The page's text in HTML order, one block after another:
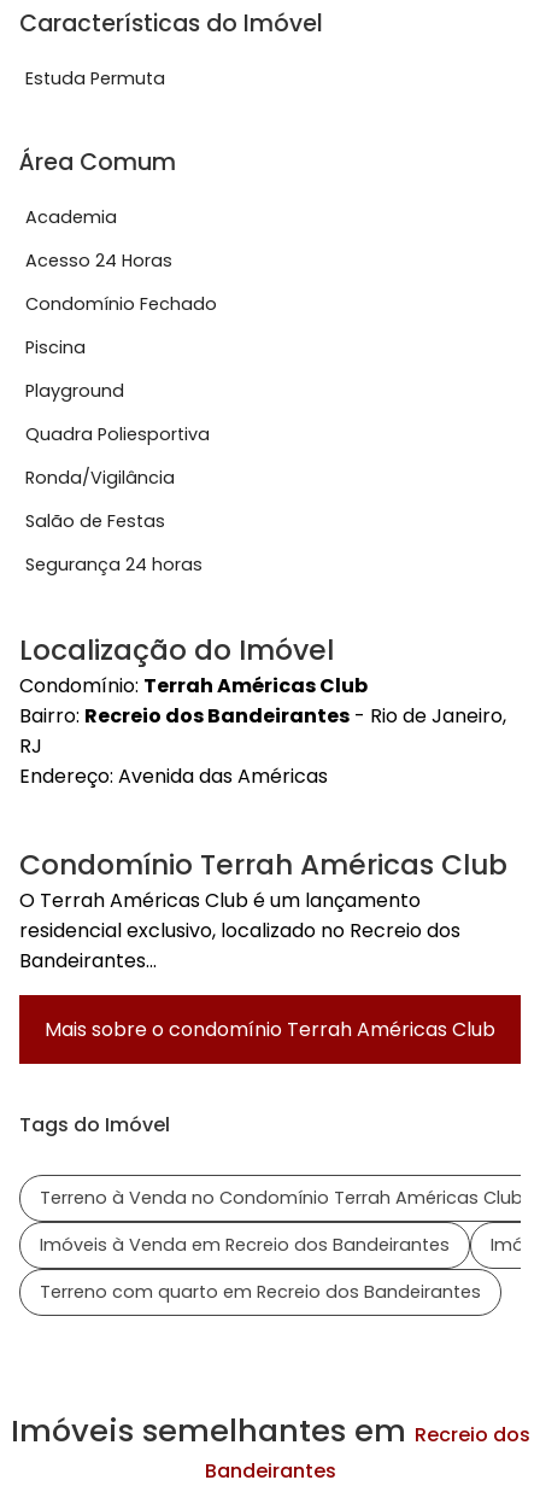
Características do Imóvel
Estuda Permuta
Área Comum
Academia
Acesso 24 Horas
Condomínio Fechado
Piscina
Playground
Quadra Poliesportiva
Ronda/Vigilância
Salão de Festas
Segurança 24 horas
Localização do Imóvel
Condomínio: Terrah Américas Club
Bairro: Recreio dos Bandeirantes - Rio de Janeiro,
RJ
Endereço: Avenida das Américas
Condomínio Terrah Américas Club
O Terrah Américas Club é um lançamento
residencial exclusivo, localizado no Recreio dos
Bandeirantes...
Mais sobre o condomínio Terrah Américas Club
Tags do Imóvel
Terreno à Venda no Condomínio Terrah Américas Club
Imóveis à Venda em Recreio dos Bandeirantes
Terreno com quarto em Recreio dos Bandeirantes
Imóveis semelhantes em Recreio dos
Bandeirantes